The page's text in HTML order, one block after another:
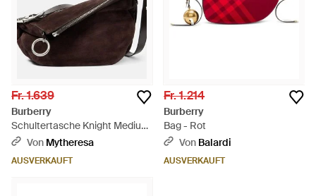
Fr. 1.639
Burberry
Schultertasche Knight Medium
aus Veloursleder - Braun
Von Mytheresa
AUSVERKAUFT
Fr. 1.214
Burberry
Bag - Rot
Von Balardi
AUSVERKAUFT